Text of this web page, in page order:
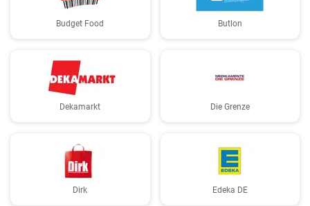
Budget Food Butlon
Dekamarkt Die Grenze
Dirk Edeka DE